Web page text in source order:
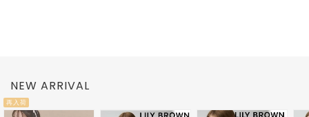
NEW ARRIVAL
再入荷